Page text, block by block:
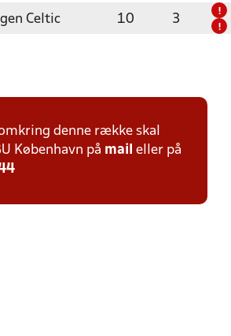
Celtic 10 3
!
!
denne række skal
København på mail eller på